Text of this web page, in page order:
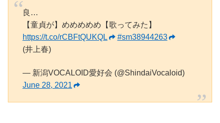
良…
【童貞が】めめめめめ【歌ってみた】
https://t.co/rCBFtQUKQL
#sm38944263
(井上春)
— 新潟VOCALOID愛好会 (@ShindaiVocaloid)
June 28, 2021